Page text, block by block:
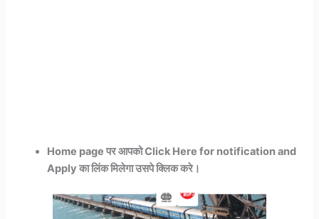
Home page पर आपको Click Here for notification and
Apply का लिंक मिलेगा उसपे क्लिक करे।